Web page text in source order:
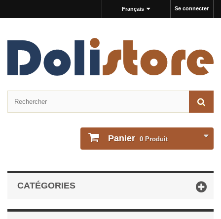
Se connecter
Français
Panier 0 Produit
CATÉGORIES